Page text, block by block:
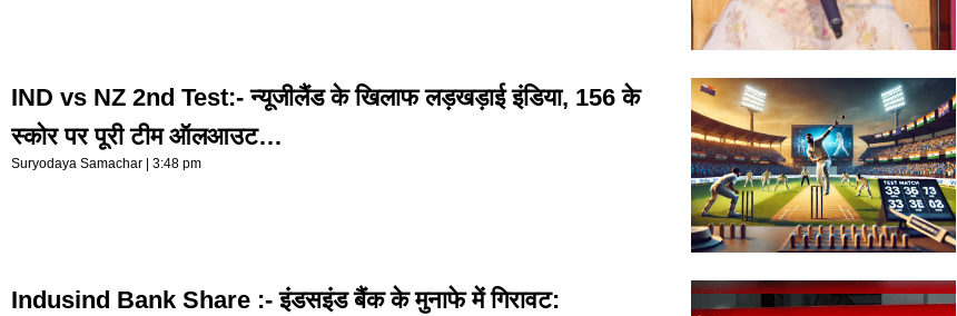
IND vs NZ 2nd Test:- न्यूजीलैंड के खिलाफ लड़खड़ाई इंडिया, 156 के
स्कोर पर पूरी टीम ऑलआउट…
Suryodaya Samachar 3:48 pm
Indusind Bank Share :- इंडसइंड बैंक के मुनाफे में गिरावट: